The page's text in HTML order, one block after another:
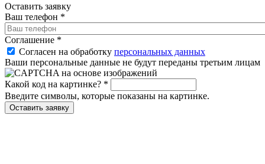
Оставить заявку
Ваш телефон *
Соглашение *
Согласен на обработку персональных данных
Ваши персональные данные не будут переданы третьим лицам
Какой код на картинке? *
Введите символы, которые показаны на картинке.